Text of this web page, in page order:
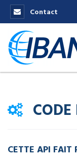
Contact
CETTE API FAIT